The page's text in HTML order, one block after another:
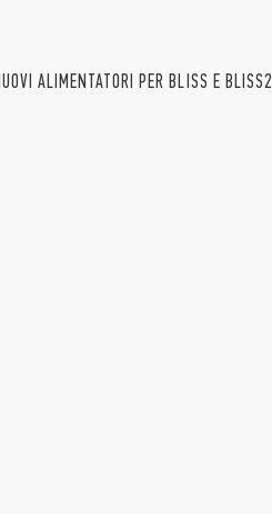
ALIMENTATORI PER BLISS E BLISS2